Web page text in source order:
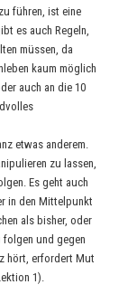
führen, ist eine
es auch Regeln,
müssen, da
kaum möglich
auch an die 10
etwas anderem.
zu lassen,
Es geht auch
in den Mittelpunkt
als bisher, oder
folgen und gegen
hört, erfordert Mut
1).